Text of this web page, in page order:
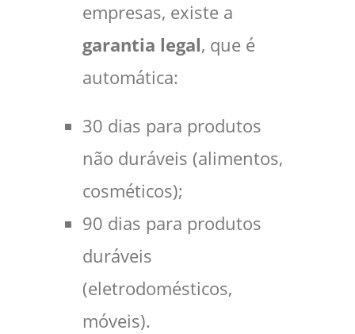
empresas, existe a
garantia legal, que é
automática:
30 dias para produtos
não duráveis (alimentos,
cosméticos);
90 dias para produtos
duráveis
(eletrodomésticos,
móveis).